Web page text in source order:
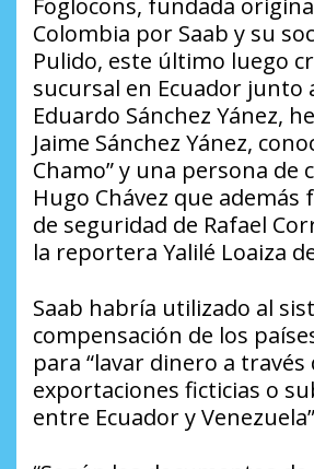
Foglocons, fundada
Colombia por Saab y su
Pulido, este último luego
sucursal en Ecuador junto
Eduardo Sánchez Yánez,
Jaime Sánchez Yánez,
Chamo” y una persona de
Hugo Chávez que además
de seguridad de Rafael
la reportera Yalilé Loaiza
Saab habría utilizado al
compensación de los
para “lavar dinero a
exportaciones ficticias o
entre Ecuador y